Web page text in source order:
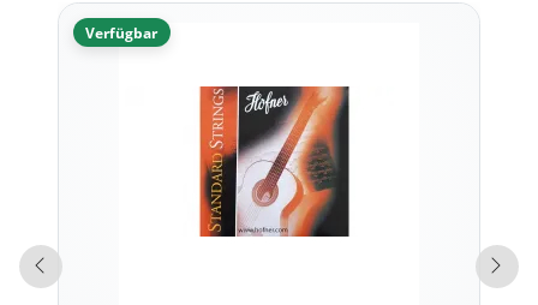
Verfügbar
Vorherige Produkte